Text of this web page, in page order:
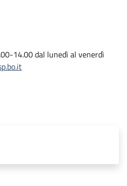
14.00 dal lunedì al venerdì